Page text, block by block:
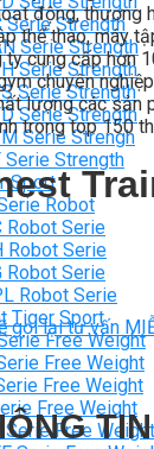
Serie Strength
Serie Strength
Serie Strength
Serie Strength
Serie Strength
Serie Strengh
Serie Strength
Sport
Robot
Robot Serie
Robot Serie
Robot Serie
Robot Serie
Tiger Sport
Free Weight
Free Weight
Free Weight
Free Weight
Serie Free
động, thương
thể thao, máy
ty cung cấp hơn
chuyên
lượng các sản
trong top 150
gọi lại tư vấn